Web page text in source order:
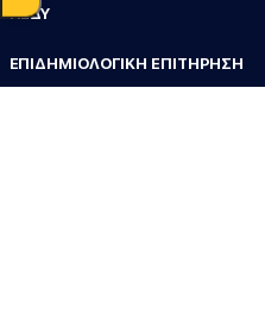
ΠΕΔΥ
ΕΠΙΔΗΜΙΟΛΟΓΙΚΗ ΕΠΙΤΗΡΗΣΗ